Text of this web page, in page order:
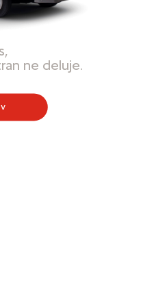
ne deluje.